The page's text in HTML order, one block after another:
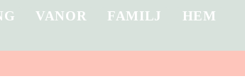
VANOR FAMILJ
HEM